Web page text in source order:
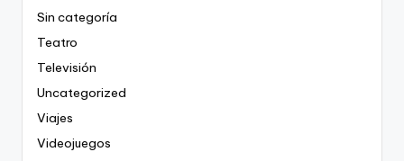
Sin categoría
Teatro
Televisión
Uncategorized
Viajes
Videojuegos